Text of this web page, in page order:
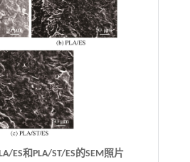
ES和PLA/ST/ES的SEM照片